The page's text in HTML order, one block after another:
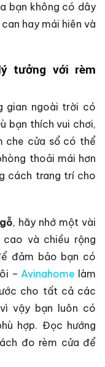
bạn không có dây
hay mái hiên và
tưởng với rèm
gian ngoài trời có
bạn thích vui chơi,
che cửa sổ có thể
thoải mái hơn
cách trang trí cho
, hãy nhớ một vài
và chiều rộng
đảm bảo bạn có
–Avinahome làm
cho tất cả các
vậy bạn luôn có
hợp. Đọc hướng
đo rèm cửa để